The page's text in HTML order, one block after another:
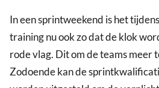
In een sprintweekend is het
training nu ook zo dat de klok
rode vlag. Dit om de teams meer
Zodoende kan de